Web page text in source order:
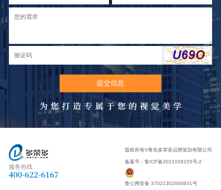
服务热线
版权所有©青岛多荣多品牌策划有限公司
备案号：鲁ICP备2021029155号-2
鲁公网安备 37021302000931号